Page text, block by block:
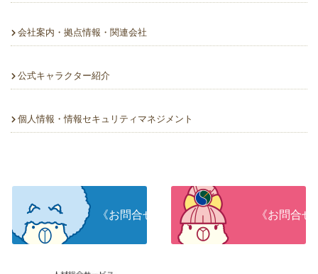
会社案内・拠点情報・関連会社
公式キャラクター紹介
個人情報・情報セキュリティマネジメント
《お問合せ》人材をお探しの企業さま
《お問合